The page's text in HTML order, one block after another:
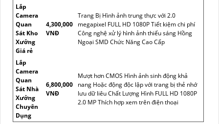
Lắp
Camera
Quan
Sát Kho
Xưởng
Giá rẻ
4,300,000
VNĐ
Trang Bị Hình ảnh trung thực với 2.0
megapixel FULL HD 1080P Tiết kiệm chi phí
Công nghệ xử lý hình ảnh thiếu sáng Hồng
Ngoại SMD Chức Năng Cao Cấp
Lắp
Camera
Quan
Sát Nhà
Xưởng
Chuyên
Dụng
6,800,000
VNĐ
Mượt hơn CMOS Hình ảnh sinh động khả
nang Hoặc động độc lập với trang bị thẻ nhớ
lưu dữ liêu Chất Lượng Hình FULL HD 1080P
2.0 MP Thích hợp xem trên điện thoại